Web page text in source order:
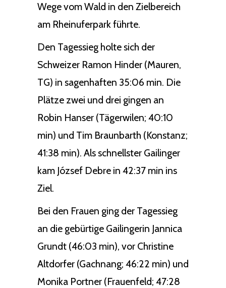
Wege vom Wald in den Zielbereich
am Rheinuferpark führte.
Den Tagessieg holte sich der
Schweizer Ramon Hinder (Mauren,
TG) in sagenhaften 35:06 min. Die
Plätze zwei und drei gingen an
Robin Hanser (Tägerwilen; 40:10
min) und Tim Braunbarth (Konstanz;
41:38 min). Als schnellster Gailinger
kam József Debre in 42:37 min ins
Ziel.
Bei den Frauen ging der Tagessieg
an die gebürtige Gailingerin Jannica
Grundt (46:03 min), vor Christine
Altdorfer (Gachnang; 46:22 min) und
Monika Portner (Frauenfeld; 47:28